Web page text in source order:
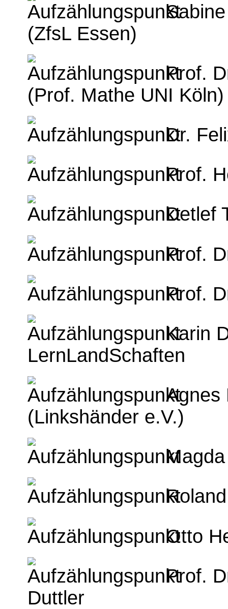
(ZfsL Essen)
Prof.
(Prof. Mathe UNI Köln)
Dr.
Prof.
Detlef
Prof.
Prof.
Karin
LernLandSchaften
Agnes
(Linkshänder e.V.)
Otto
Prof.
Duttler